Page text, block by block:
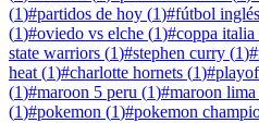
(1)#partidos de hoy (1)#fútbol inglés
(1)#oviedo vs elche (1)#coppa italia
state warriors (1)#stephen curry (1)#
heat (1)#charlotte hornets (1)#
(1)#maroon 5 peru (1)#maroon lima
(1)#pokemon (1)#pokemon